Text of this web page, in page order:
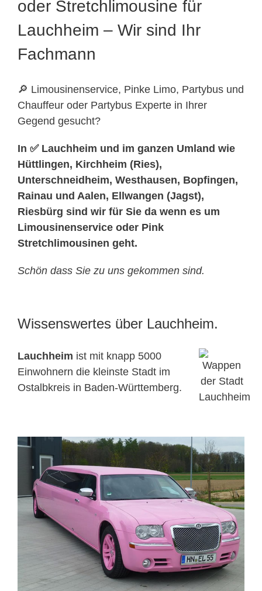
oder Stretchlimousine für
Lauchheim – Wir sind Ihr
Fachmann
🔎 Limousinenservice, Pinke Limo, Partybus und
Chauffeur oder Partybus Experte in Ihrer
Gegend gesucht?
In ✅ Lauchheim und im ganzen Umland wie
Hüttlingen, Kirchheim (Ries),
Unterschneidheim, Westhausen, Bopfingen,
Rainau und Aalen, Ellwangen (Jagst),
Riesbürg sind wir für Sie da wenn es um
Limousinenservice oder Pink
Stretchlimousinen geht.
Schön dass Sie zu uns gekommen sind.
Wissenswertes über Lauchheim.
Lauchheim ist mit knapp 5000
Einwohnern die kleinste Stadt im
Ostalbkreis in Baden-Württemberg.